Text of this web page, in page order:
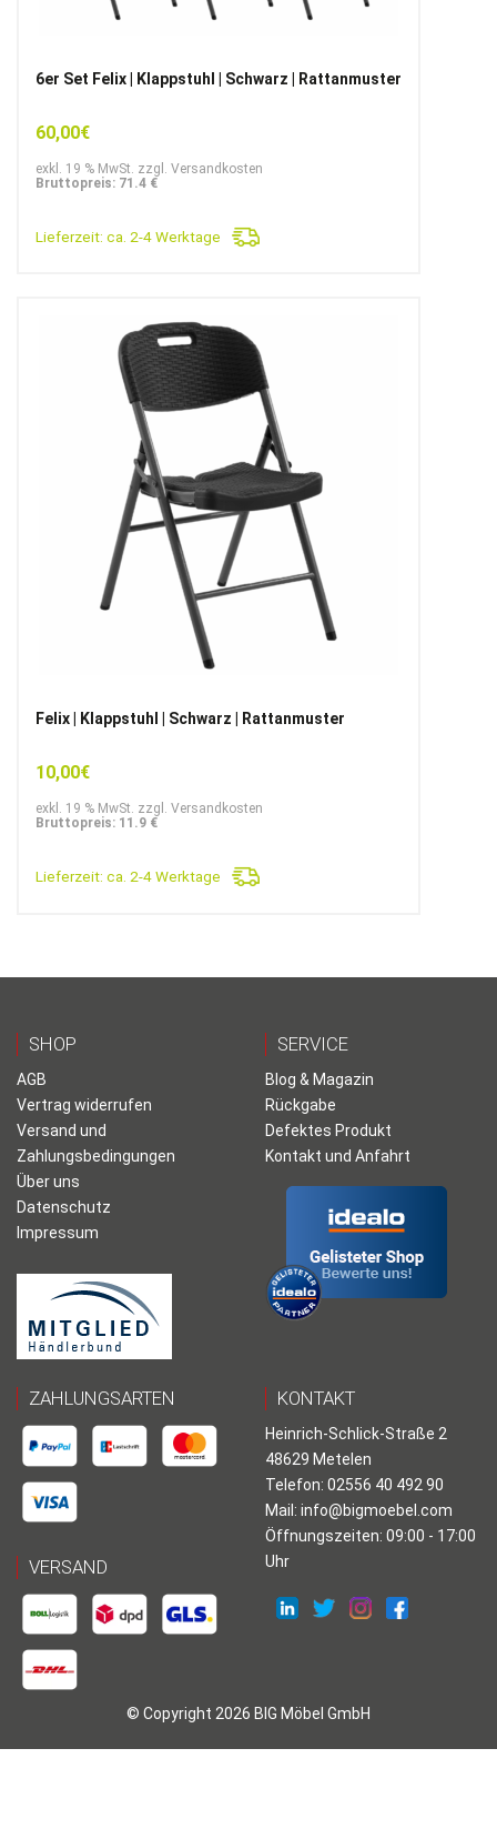
6er Set Felix | Klappstuhl | Schwarz | Rattanmuster
60,00€
exkl. 19 % MwSt. zzgl. Versandkosten
Bruttopreis: 71.4 €
Lieferzeit: ca. 2-4 Werktage
Felix | Klappstuhl | Schwarz | Rattanmuster
10,00€
exkl. 19 % MwSt. zzgl. Versandkosten
Bruttopreis: 11.9 €
Lieferzeit: ca. 2-4 Werktage
SHOP
AGB
Vertrag widerrufen
Versand und
Zahlungsbedingungen
Über uns
Datenschutz
Impressum
SERVICE
Blog & Magazin
Rückgabe
Defektes Produkt
Kontakt und Anfahrt
ZAHLUNGSARTEN
VERSAND
KONTAKT
Heinrich-Schlick-Straße 2
48629 Metelen
Telefon: 02556 40 492 90
Mail: info@bigmoebel.com
Öffnungszeiten: 09:00 - 17:00
Uhr
© Copyright 2026 BIG Möbel GmbH